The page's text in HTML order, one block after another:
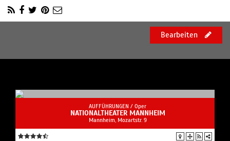
Bearbeiten
AUFFÜHRUNGEN / Oper
NATIONALTHEATER MANNHEIM
Mannheim, Mozartstr. 9